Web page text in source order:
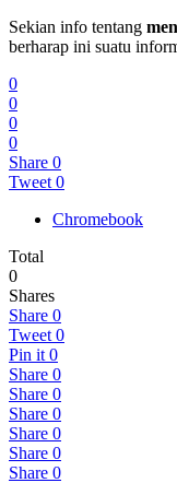
Sekian info tentang
berharap ini suatu
0
0
0
0
Share 0
Tweet 0
Chromebook
Total
0
Shares
Share 0
Tweet 0
Pin it 0
Share 0
Share 0
Share 0
Share 0
Share 0
Share 0